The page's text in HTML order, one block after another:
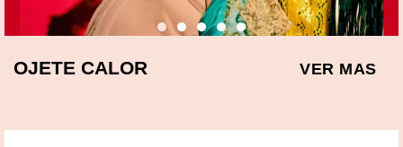
OJETE CALOR VER MAS